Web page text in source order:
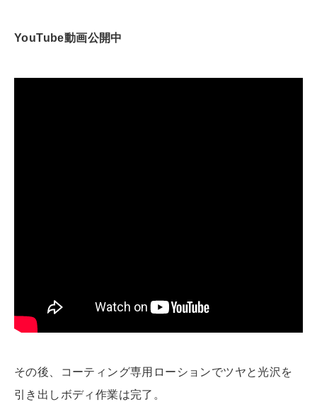
YouTube動画公開中
その後、コーティング専用ローションでツヤと光沢を
引き出しボディ作業は完了。